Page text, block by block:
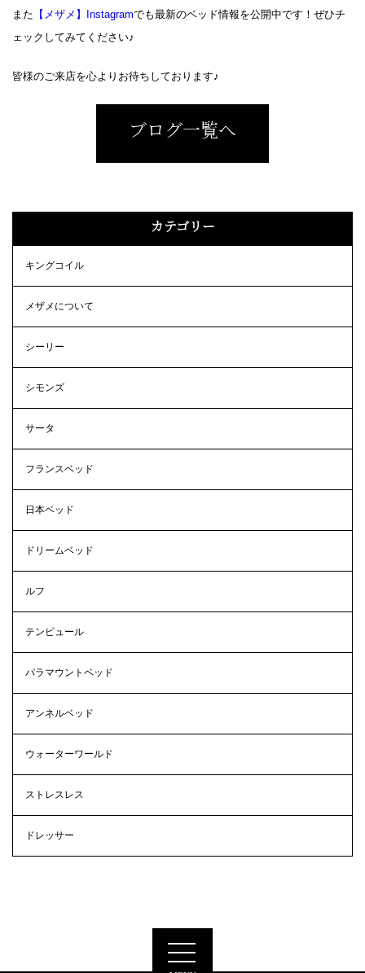
また 【メザメ】Instagramでも最新のベッド情報を公開中です！ぜひチ
ェックしてみてください♪
皆様のご来店を心よりお待ちしております♪
ブログ一覧へ
カテゴリー
キングコイル
メザメについて
シーリー
シモンズ
サータ
フランスベッド
日本ベッド
ドリームベッド
ルフ
テンピュール
パラマウントベッド
アンネルベッド
ウォーターワールド
ストレスレス
ドレッサー